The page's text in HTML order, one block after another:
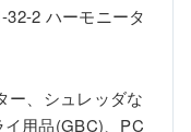
2 ハーモニータ
ー、シュレッダな
用品(GBC)、PC